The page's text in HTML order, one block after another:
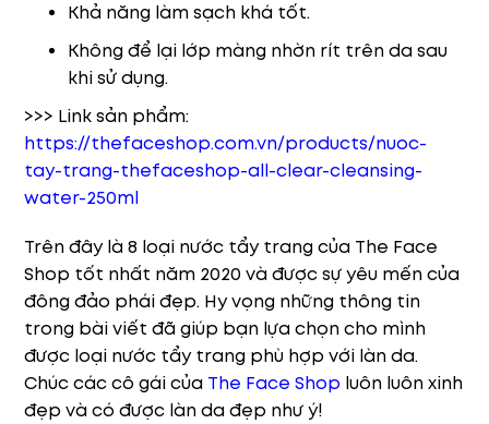
Khả năng làm sạch khá tốt.
Không để lại lớp màng nhờn rít trên da sau
khi sử dụng.
>>> Link sản phẩm:
https://thefaceshop.com.vn/products/nuoc-
tay-trang-thefaceshop-all-clear-cleansing-
water-250ml
Trên đây là 8 loại nước tẩy trang của The Face
Shop tốt nhất năm 2020 và được sự yêu mến của
đông đảo phái đẹp. Hy vọng những thông tin
trong bài viết đã giúp bạn lựa chọn cho mình
được loại nước tẩy trang phù hợp với làn da.
Chúc các cô gái của The Face Shop luôn luôn xinh
đẹp và có được làn da đẹp như ý!